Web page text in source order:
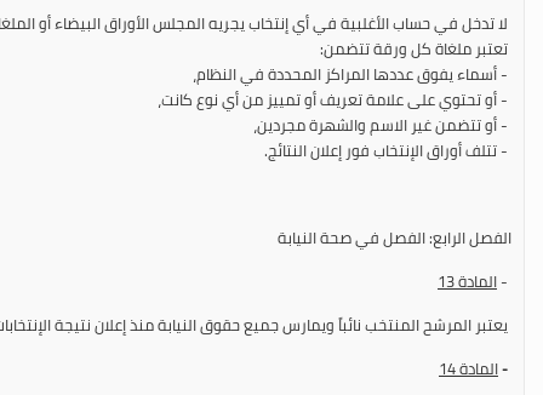
لا تدخل في حساب الأغلبية في أي إنتخاب يجريه المجلس الأوراق البيضاء أو
تعتبر ملغاة كل ورقة تتضمن:
- أسماء يفوق عددها المراكز المحددة في النظام،
- أو تحتوي على علامة تعريف أو تمييز من أي نوع كانت،
- أو تتضمن غير الاسم والشهرة مجردين،
- تتلف أوراق الإنتخاب فور إعلان النتائج.
الفصل الرابع: الفصل في صحة النيابة
-المادة
يعتبر المرشح المنتخب نائباً ويمارس جميع حقوق النيابة منذ إعلان نتيجة
-المادة